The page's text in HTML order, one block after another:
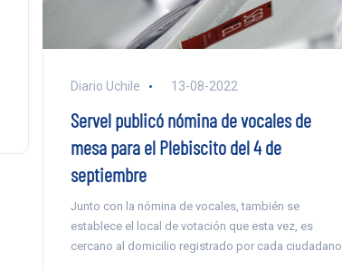
Diario Uchile 13-08-2022
Servel publicó nómina de vocales de
mesa para el Plebiscito del 4 de
septiembre
Junto con la nómina de vocales, también se
establece el local de votación que esta vez, es
cercano al domicilio registrado por cada ciudadano.